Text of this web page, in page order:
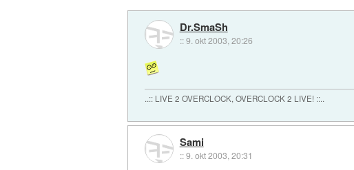
Dr.SmaSh
::9. okt 2003, 20:26
..:: LIVE 2 OVERCLOCK, OVERCLOCK 2 LIVE! ::..
Sami
::9. okt 2003, 20:31